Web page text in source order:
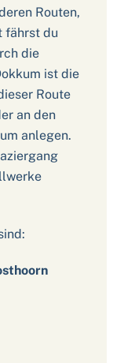
Routen,
fährst du
die
ist die
Route
an den
anlegen.